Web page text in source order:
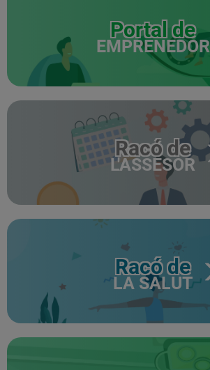
Portal de
EMPRENEDOR
Racó de
L'ASSESOR
Racó de
LA SALUT